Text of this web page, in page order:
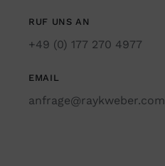
RUF UNS AN
+49 (0) 177 270 4977
EMAIL
anfrage@raykweber.com